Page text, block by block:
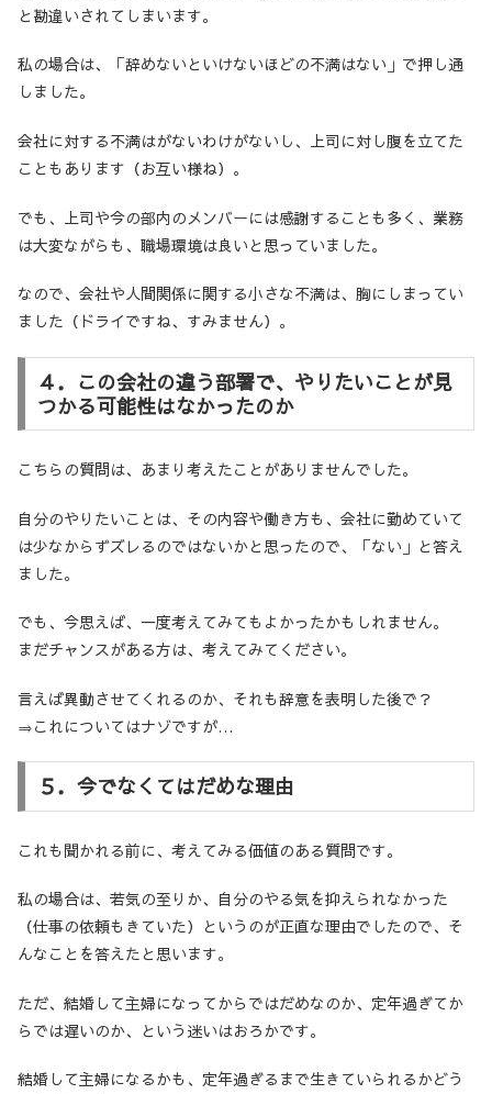
と勘違いされてしまいます。
私の場合は、「辞めないといけないほどの不満はない」で押し通
しました。
会社に対する不満はがないわけがないし、上司に対し腹を立てた
こともあります（お互い様ね）。
でも、上司や今の部内のメンバーには感謝することも多く、業務
は大変ながらも、職場環境は良いと思っていました。
なので、会社や人間関係に関する小さな不満は、胸にしまってい
ました（ドライですね、すみません）。
４．この会社の違う部署で、やりたいことが見
つかる可能性はなかったのか
こちらの質問は、あまり考えたことがありませんでした。
自分のやりたいことは、その内容や働き方も、会社に勤めていて
は少なからずズレるのではないかと思ったので、「ない」と答え
ました。
でも、今思えば、一度考えてみてもよかったかもしれません。
まだチャンスがある方は、考えてみてください。
言えば異動させてくれるのか、それも辞意を表明した後で？
⇒これについてはナゾですが…
５．今でなくてはだめな理由
これも聞かれる前に、考えてみる価値のある質問です。
私の場合は、若気の至りか、自分のやる気を抑えられなかった
（仕事の依頼もきていた）というのが正直な理由でしたので、そ
んなことを答えたと思います。
ただ、結婚して主婦になってからではだめなのか、定年過ぎてか
らでは遅いのか、という迷いはおろかです。
結婚して主婦になるかも、定年過ぎるまで生きていられるかどう